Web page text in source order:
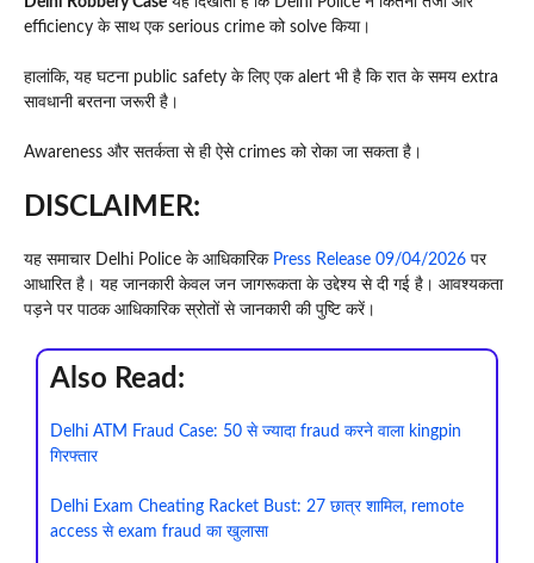
efficiency के साथ एक serious crime को solve किया।
हालांकि, यह घटना public safety के लिए एक alert भी है कि रात के समय extra
सावधानी बरतना जरूरी है।
Awareness और सतर्कता से ही ऐसे crimes को रोका जा सकता है।
DISCLAIMER:
यह समाचार Delhi Police के आधिकारिक Press Release 09/04/2026 पर
आधारित है। यह जानकारी केवल जन जागरूकता के उद्देश्य से दी गई है। आवश्यकता
पड़ने पर पाठक आधिकारिक स्रोतों से जानकारी की पुष्टि करें।
Also Read:
Delhi ATM Fraud Case: 50 से ज्यादा fraud करने वाला kingpin
गिरफ्तार
Delhi Exam Cheating Racket Bust: 27 छात्र शामिल, remote
access से exam fraud का खुलासा